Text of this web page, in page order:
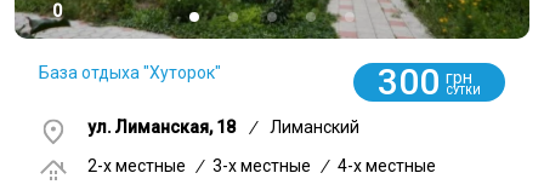
0
База отдыха "Хуторок" 300 грн
СУТКИ
ул. Лиманская, 18 /
Лиманский
2-x местные / 3-x местные / 4-x местные